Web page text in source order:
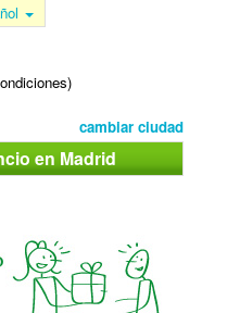
cambiar ciudad
en Madrid